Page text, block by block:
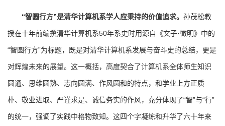
“智圆行方”是清华计算机系学人应秉持的价值追求。 孙茂松教
授在十年前编撰清华计算机系50年系史时用源自《文子·徵明》中的
“智圆行方”为标题，既是对清华计算机系发展与奋斗史的总结，更是
对辉煌未来的展望。这一概括，高度契合了计算机系全体师生知识
圆通、思维圆熟、志向圆满、作风圆和的特点，和学业上方正质
朴、敬业进取、严谨求是、诚信务实的作风，充分体现了“智”与“行”
的统一，强调了实践中格物致知。这四个字凝练和升华了六十年来